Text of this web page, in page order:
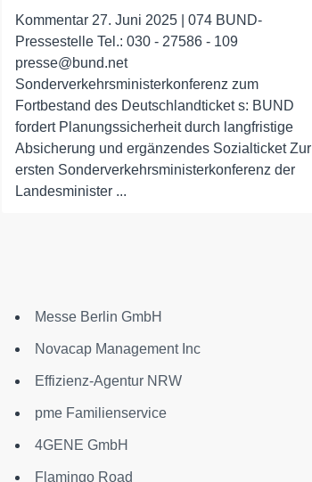
Kommentar 27. Juni 2025 | 074 BUND-
Pressestelle Tel.: 030 - 27586 - 109
presse@bund.net
Sonderverkehrsministerkonferenz zum
Fortbestand des Deutschlandticket s: BUND
fordert Planungssicherheit durch langfristige
Absicherung und ergänzendes Sozialticket Zur
ersten Sonderverkehrsministerkonferenz der
Landesminister ...
Messe Berlin GmbH
Novacap Management Inc
Effizienz-Agentur NRW
pme Familienservice
4GENE GmbH
Flamingo Road